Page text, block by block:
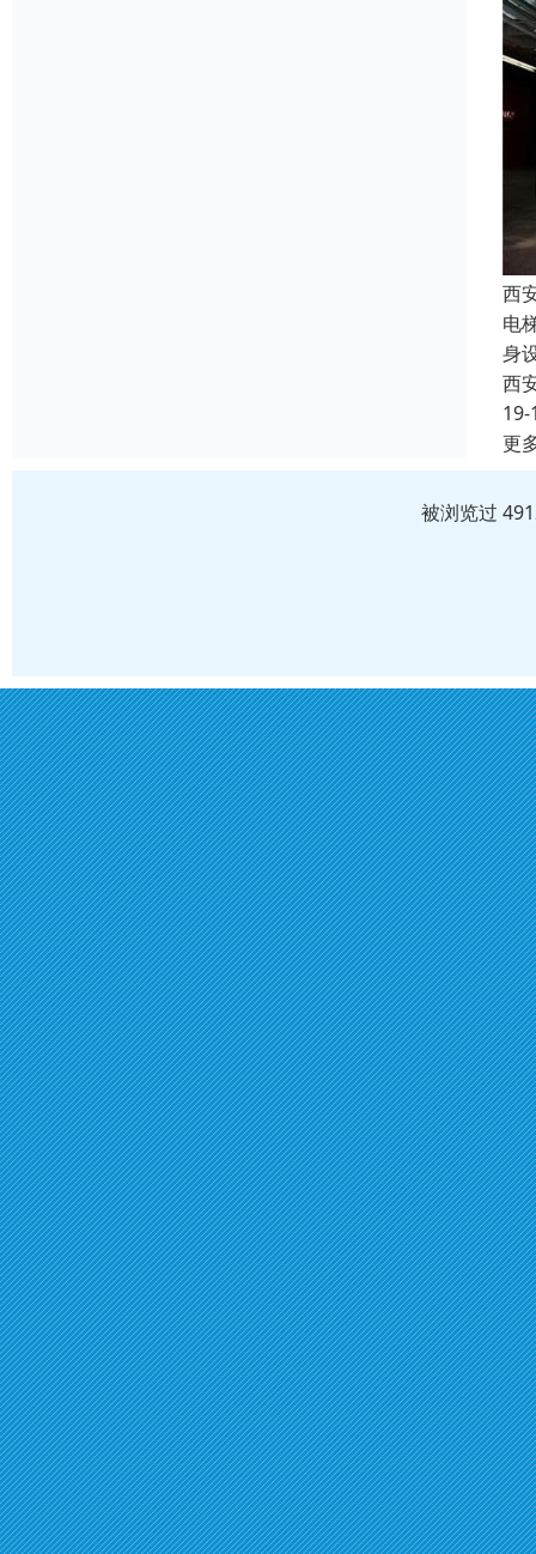
西
电
身
西
19-
更
被浏览过